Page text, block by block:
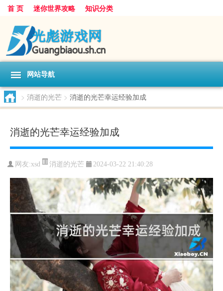
首 页 迷你世界攻略 知识分类
网站导航
> 消逝的光芒 > 消逝的光芒幸运经验加成
消逝的光芒幸运经验加成
网友:xsd 消逝的光芒 2024-03-22 21:40:28